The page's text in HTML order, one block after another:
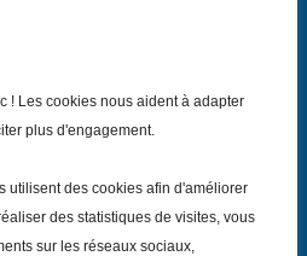
! Les cookies nous aident à adapter
plus d'engagement.
utilisent des cookies afin d'améliorer
des statistiques de visites, vous
sur les réseaux sociaux,